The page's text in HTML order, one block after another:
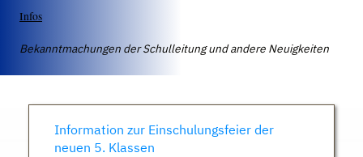
Infos
Bekanntmachungen der Schulleitung und andere Neuigkeiten
Information zur Einschulungsfeier der
neuen 5. Klassen